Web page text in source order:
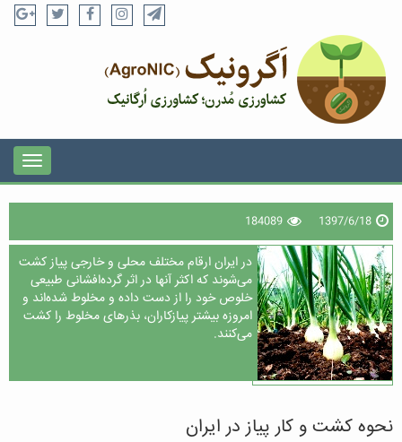
1397/6/18
184089
در ایران ارقام مختلف محلی و خارجی پیاز کشت
می‌شوند که اکثر آنها در اثر گرده‌افشانی طبیعی
خلوص خود را از دست داده و مخلوط شده‌اند و
امروزه بیشتر پیازکاران، بذرهای مخلوط را کشت
می‌کنند.
نحوه کشت و کار پیاز در ایران